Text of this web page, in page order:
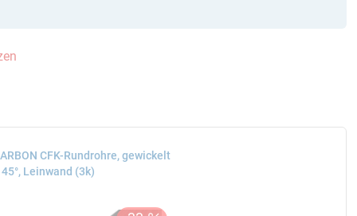
CFK-Rundrohre, gewickelt
Leinwand (3k)